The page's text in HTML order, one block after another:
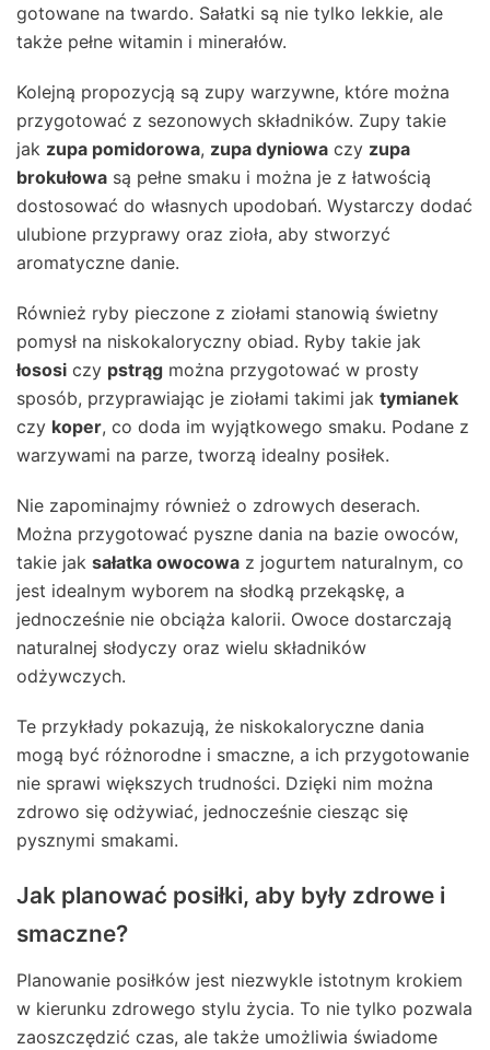
gotowane na twardo. Sałatki są nie tylko lekkie, ale
także pełne witamin i minerałów.
Kolejną propozycją są zupy warzywne, które można
przygotować z sezonowych składników. Zupy takie
jak zupa pomidorowa, zupa dyniowa czy zupa
brokułowa są pełne smaku i można je z łatwością
dostosować do własnych upodobań. Wystarczy dodać
ulubione przyprawy oraz zioła, aby stworzyć
aromatyczne danie.
Również ryby pieczone z ziołami stanowią świetny
pomysł na niskokaloryczny obiad. Ryby takie jak
łososi czy pstrąg można przygotować w prosty
sposób, przyprawiając je ziołami takimi jak tymianek
czy koper, co doda im wyjątkowego smaku. Podane z
warzywami na parze, tworzą idealny posiłek.
Nie zapominajmy również o zdrowych deserach.
Można przygotować pyszne dania na bazie owoców,
takie jak sałatka owocowa z jogurtem naturalnym, co
jest idealnym wyborem na słodką przekąskę, a
jednocześnie nie obciąża kalorii. Owoce dostarczają
naturalnej słodyczy oraz wielu składników
odżywczych.
Te przykłady pokazują, że niskokaloryczne dania
mogą być różnorodne i smaczne, a ich przygotowanie
nie sprawi większych trudności. Dzięki nim można
zdrowo się odżywiać, jednocześnie ciesząc się
pysznymi smakami.
Jak planować posiłki, aby były zdrowe i
smaczne?
Planowanie posiłków jest niezwykle istotnym krokiem
w kierunku zdrowego stylu życia. To nie tylko pozwala
zaoszczędzić czas, ale także umożliwia świadome